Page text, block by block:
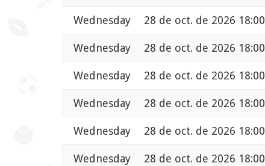
Wednesday 28 de oct. de 2026 18:00
Wednesday 28 de oct. de 2026 18:00
Wednesday 28 de oct. de 2026 18:00
Wednesday 28 de oct. de 2026 18:00
Wednesday 28 de oct. de 2026 18:00
Wednesday 28 de oct. de 2026 18:00